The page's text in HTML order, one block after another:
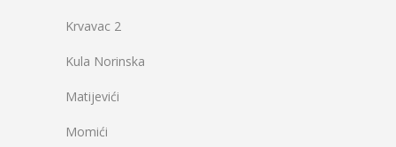
Krvavac 2
Kula Norinska
Matijevići
Momići